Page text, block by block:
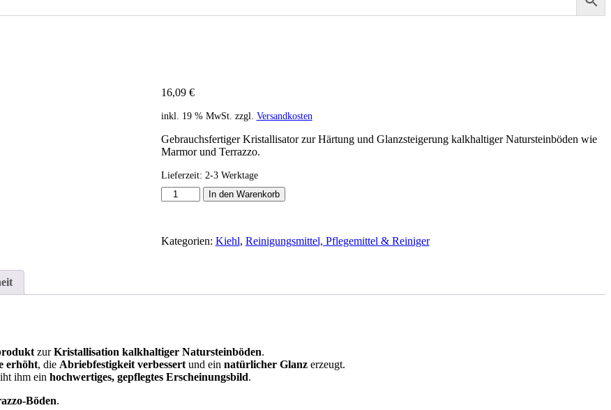
16,09 €
inkl. 19 % MwSt. zzgl. Versandkosten
Gebrauchsfertiger Kristallisator zur Härtung und Glanzsteigerung kalkhaltiger Natursteinböden wie
Marmor und Terrazzo.
Lieferzeit: 2-3 Werktage
KIEHL
Lithodur
ml
Schutz
In den Warenkorb
Kategorien: Kiehl, Reinigungsmittel, Pflegemittel & Reiniger
zurKristallisation kalkhaltiger Natursteinböden.
erhöht, die Abriebfestigkeit verbessert und ein natürlicher Glanz erzeugt.
ihm ein hochwertiges, gepflegtes Erscheinungsbild.
Böden.